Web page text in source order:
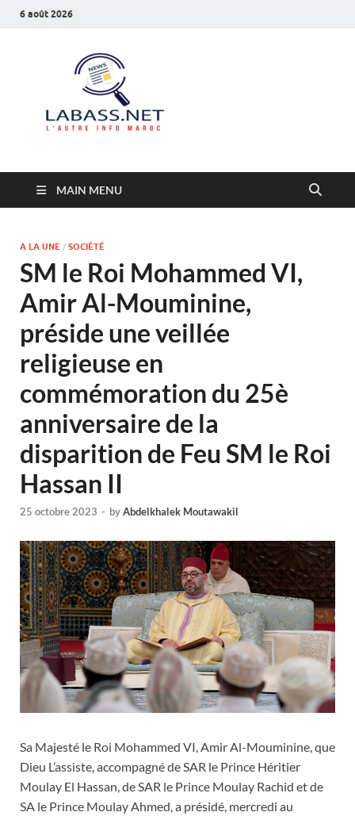
6 août 2026
MAIN MENU
A LA UNE / SOCIÉTÉ
SM le Roi Mohammed VI,
Amir Al-Mouminine,
préside une veillée
religieuse en
commémoration du 25è
anniversaire de la
disparition de Feu SM le Roi
Hassan II
25 octobre 2023 - byAbdelkhalek Moutawakil
Sa Majesté le Roi Mohammed VI, Amir Al-Mouminine, que
Dieu L’assiste, accompagné de SAR le Prince Héritier
Moulay El Hassan, de SAR le Prince Moulay Rachid et de
SA le Prince Moulay Ahmed, a présidé, mercredi au